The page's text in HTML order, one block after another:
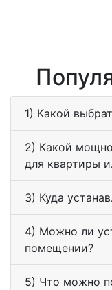
1) Какой
2) Какой
для квартиры
3) Куда
4) Можно ли
помещении?
5) Что можно